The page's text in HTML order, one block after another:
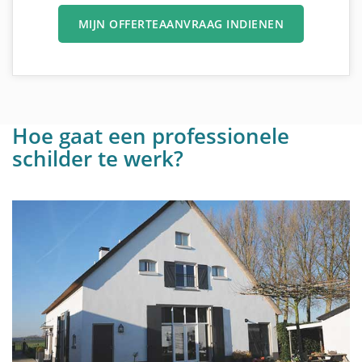
MIJN OFFERTEAANVRAAG INDIENEN
Hoe gaat een professionele
schilder te werk?